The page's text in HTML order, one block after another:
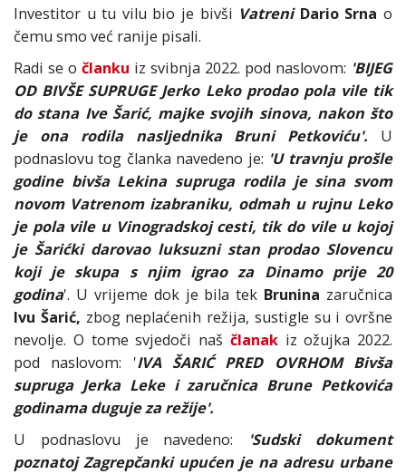
Investitor u tu vilu bio je bivši VatreniDario Srnao
čemu smo već ranije pisali.
Radi se o članku iz svibnja 2022. pod naslovom: 'BIJEG
OD BIVŠE SUPRUGE Jerko Leko prodao pola vile tik
do stana Ive Šarić, majke svojih sinova, nakon što
je ona rodila nasljednika Bruni Petkoviću'. U
podnaslovu tog članka navedeno je: 'U travnju prošle
godine bivša Lekina supruga rodila je sina svom
novom Vatrenom izabraniku, odmah u rujnu Leko
je pola vile u Vinogradskoj cesti, tik do vile u kojoj
je Šarićki darovao luksuzni stan prodao Slovencu
koji je skupa s njim igrao za Dinamo prije 20
godina'. U vrijeme dok je bila tek Brunina zaručnica
Ivu Šarić, zbog neplaćenih režija, sustigle su i ovršne
nevolje. O tome svjedoči naš članak iz ožujka 2022.
pod naslovom: 'IVA ŠARIĆ PRED OVRHOM Bivša
supruga Jerka Leke i zaručnica Brune Petkovića
godinama duguje za režije'.
U podnaslovu je navedeno:
'Sudski dokument
poznatoj Zagrepčanki upućen je na adresu urbane